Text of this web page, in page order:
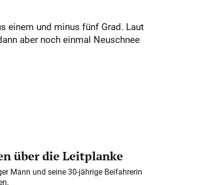
einem und minus fünf Grad. Laut
aber noch einmal Neuschnee
über die Leitplanke
Mann und seine 30-jährige Beifahrerin